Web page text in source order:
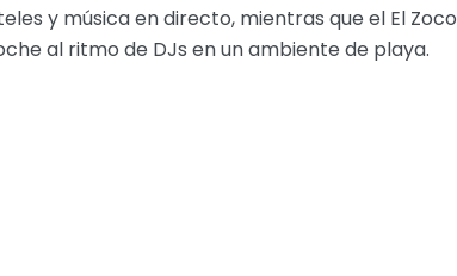
y música en directo, mientras que el El Zoco
al ritmo de DJs en un ambiente de playa.